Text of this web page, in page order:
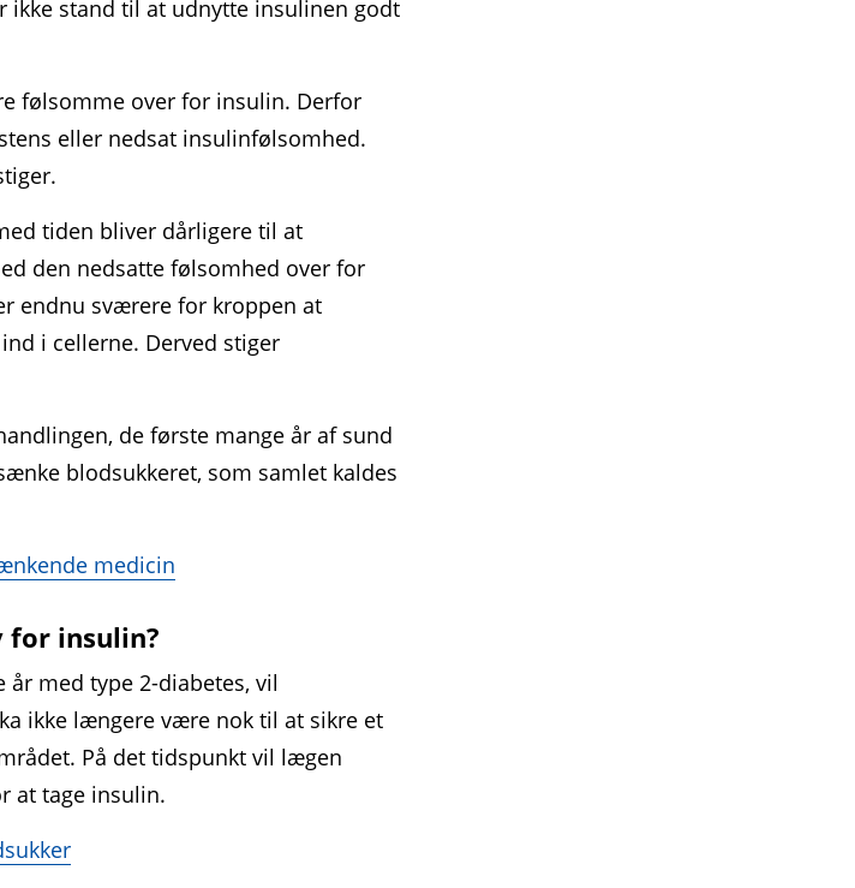
ikke stand til at udnytte insulinen godt
følsomme over for insulin. Derfor
eller nedsat insulinfølsomhed.
tiden bliver dårligere til at
den nedsatte følsomhed over for
endnu sværere for kroppen at
i cellerne. Derved stiger
de første mange år af sund
blodsukkeret, som samlet kaldes
medicin
for insulin?
med type 2-diabetes, vil
ikke længere være nok til at sikre et
På det tidspunkt vil lægen
at tage insulin.